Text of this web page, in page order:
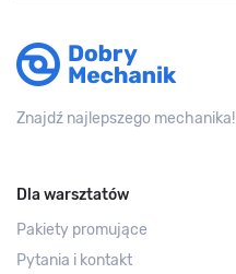
Znajdź najlepszego mechanika!
Dla warsztatów
Pakiety promujące
Pytania i kontakt